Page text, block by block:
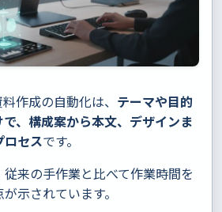
作成の自動化は、 テーマや目的
、構成案から本文、デザインま
ロセスです。
来の手作業と比べて作業時間を
示されています。